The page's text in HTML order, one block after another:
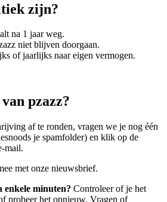
zijn?
na 1 jaar weg.
niet blijven doorgaan.
of jaarlijks naar eigen vermogen.
pzazz?
af te ronden, vragen we je nog één
je spamfolder) en klik op de
mail.
met onze nieuwsbrief.
enkele minuten? Controleer of je het
probeer het opnieuw. Vragen of